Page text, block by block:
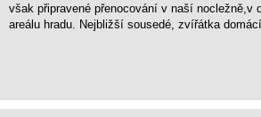
však připravené přenocování v naší nocležně,v
areálu hradu. Nejbližší sousedé, zvířátka